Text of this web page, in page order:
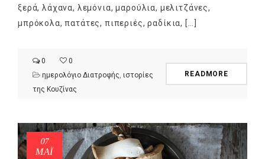
ξερά, λάχανα, λεμόνια, μαρούλια, μελιτζάνες,
μπρόκολα, πατάτες, πιπεριές, ραδίκια, […]
0
0
ημερολόγιο Διατροφής ιστορίες
της Κουζίνας
READMORE
07
ΜΑΪ́